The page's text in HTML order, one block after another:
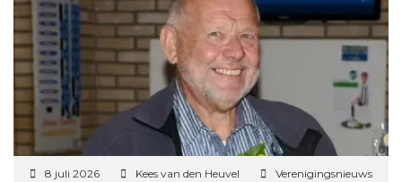
8 juli 2026 Kees van den Heuvel
Verenigingsnieuws